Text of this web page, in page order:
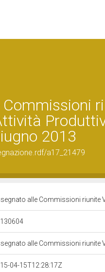
2013
a17_21479
alle Commissioni riunite
alle Commissioni riunite
04-15T12:28:17Z